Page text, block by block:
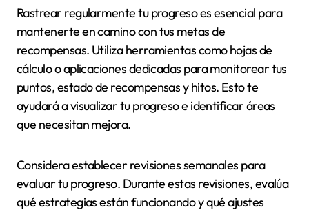
Rastrear regularmente tu progreso es esencial para
mantenerte en camino con tus metas de
recompensas. Utiliza herramientas como hojas de
cálculo o aplicaciones dedicadas para monitorear tus
puntos, estado de recompensas y hitos. Esto te
ayudará a visualizar tu progreso e identificar áreas
que necesitan mejora.
Considera establecer revisiones semanales para
evaluar tu progreso. Durante estas revisiones, evalúa
qué estrategias están funcionando y qué ajustes